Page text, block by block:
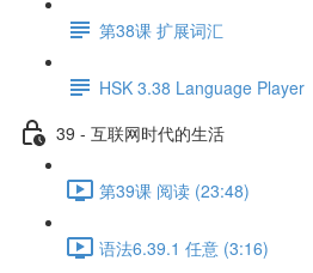
第38课 扩展词汇
HSK 3.38 Language Player
39 - 互联网时代的生活
第39课 阅读 (23:48)
语法6.39.1 任意 (3:16)